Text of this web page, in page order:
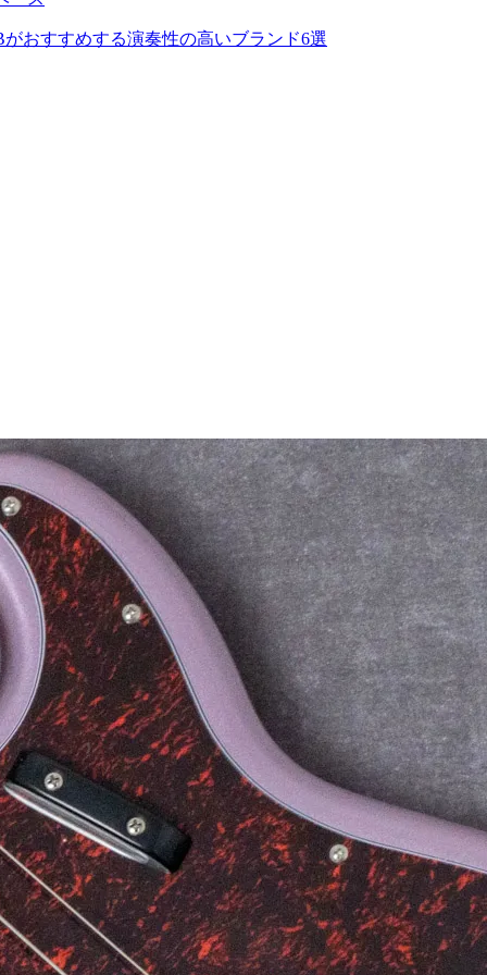
おすすめする演奏性の高いブランド6選